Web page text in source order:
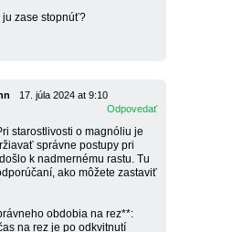
ju zase stopnúť?
17. júla 2024 at 9:10
Odpovedať
starostlivosti o magnóliu je
správne postupy pri
k nadmernému rastu. Tu
ako môžete zastaviť
obdobia na rez**:
na rez je po odkvitnutí